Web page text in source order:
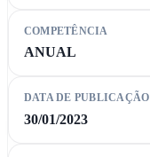
COMPETÊNCIA
ANUAL
DATA DE PUBLICAÇÃO
30/01/2023